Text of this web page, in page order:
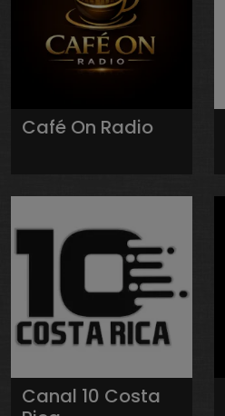
Café On Radio
Canal 10 Costa